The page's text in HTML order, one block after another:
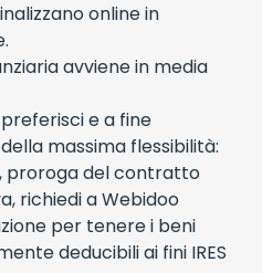
online in
avviene in media
e a fine
massima flessibilità:
proroga del contratto
richiedi a Webidoo
per tenere i beni
deducibili ai fini IRES